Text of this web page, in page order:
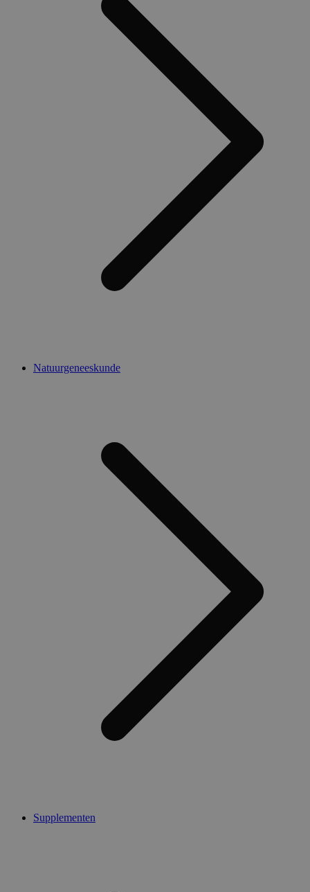
Natuurgeneeskunde
Supplementen